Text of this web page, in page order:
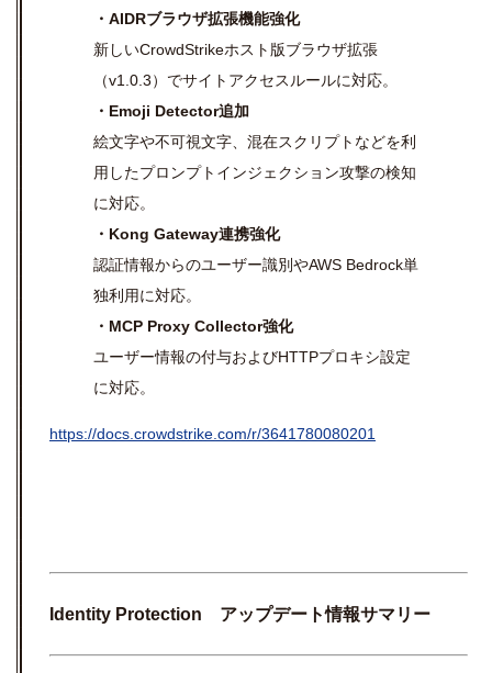
・AIDRブラウザ拡張機能強化
新しいCrowdStrikeホスト版ブラウザ拡張
（v1.0.3）でサイトアクセスルールに対応。
・Emoji Detector追加
絵文字や不可視文字、混在スクリプトなどを利
用したプロンプトインジェクション攻撃の検知
に対応。
・Kong Gateway連携強化
認証情報からのユーザー識別やAWS Bedrock単
独利用に対応。
・MCP Proxy Collector強化
ユーザー情報の付与およびHTTPプロキシ設定
に対応。
https://docs.crowdstrike.com/r/3641780080201
Identity Protection アップデート情報サマリー